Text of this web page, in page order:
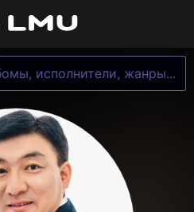
исполнители, жанры...